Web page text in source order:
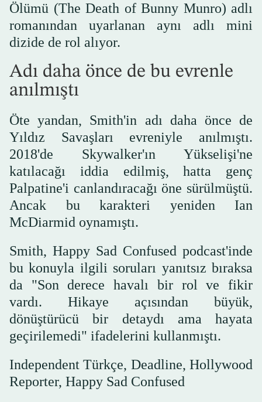
Ölümü (The Death of Bunny Munro) adlı
romanından uyarlanan aynı adlı mini
dizide de rol alıyor.
Adı daha önce de bu evrenle
anılmıştı
Öte yandan, Smith'in adı daha önce de
Yıldız Savaşları evreniyle anılmıştı.
2018'de Skywalker'ın Yükselişi'ne
katılacağı iddia edilmiş, hatta genç
Palpatine'i canlandıracağı öne sürülmüştü.
Ancak bu karakteri yeniden Ian
McDiarmid oynamıştı.
Smith, Happy Sad Confused podcast'inde
bu konuyla ilgili soruları yanıtsız bıraksa
da "Son derece havalı bir rol ve fikir
vardı. Hikaye açısından büyük,
dönüştürücü bir detaydı ama hayata
geçirilemedi" ifadelerini kullanmıştı.
Independent Türkçe, Deadline, Hollywood
Reporter, Happy Sad Confused